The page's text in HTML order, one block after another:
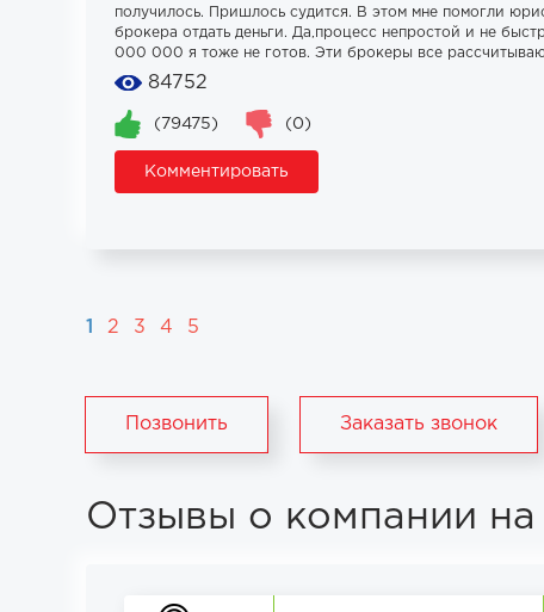
получилось. Пришлось судится. В этом мне помогли
брокера отдать деньги. Да,процесс непростой и не
000 000 я тоже не готов. Эти брокеры все
84752
(79475) (0)
Комментировать
1 2 3 4 5
Позвонить Заказать звонок
Отзывы о компании на